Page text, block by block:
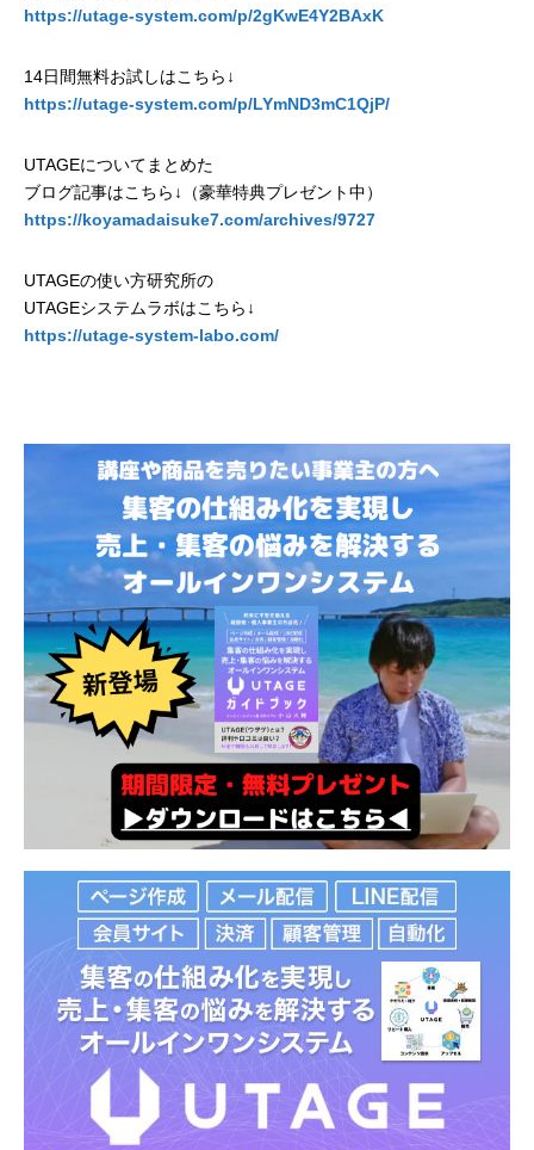
https://utage-system.com/p/2gKwE4Y2BAxK
14日間無料お試しはこちら↓
https://utage-system.com/p/LYmND3mC1QjP/
UTAGEについてまとめた
ブログ記事はこちら↓（豪華特典プレゼント中）
https://koyamadaisuke7.com/archives/9727
UTAGEの使い方研究所の
UTAGEシステムラボはこちら↓
https://utage-system-labo.com/